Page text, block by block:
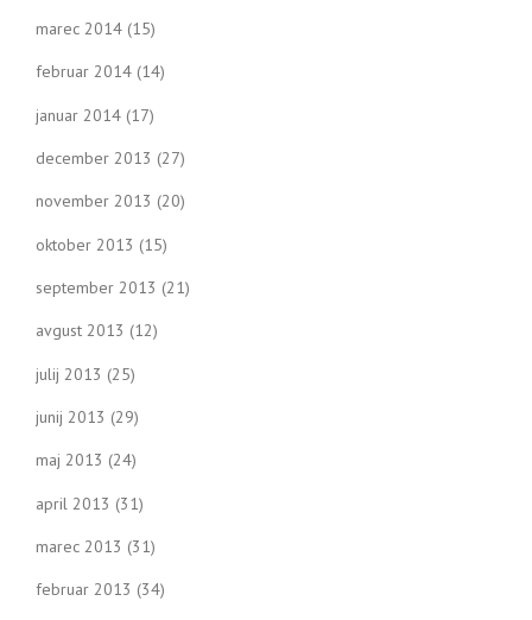
marec 2014 (15)
februar 2014 (14)
januar 2014 (17)
december 2013 (27)
november 2013 (20)
oktober 2013 (15)
september 2013 (21)
avgust 2013 (12)
julij 2013 (25)
junij 2013 (29)
maj 2013 (24)
april 2013 (31)
marec 2013 (31)
februar 2013 (34)